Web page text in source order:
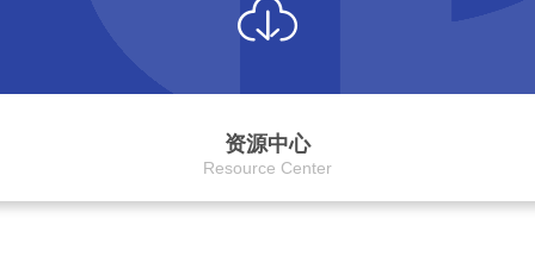
资源中心
Resource Center